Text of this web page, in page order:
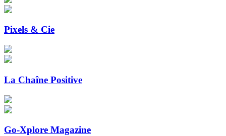
Pixels & Cie
La Chaîne Positive
Go-Xplore Magazine